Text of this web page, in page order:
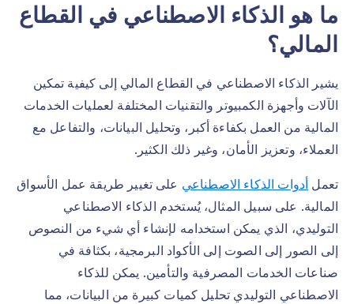
ما هو الذكاء الاصطناعي في القطاع
المالي؟
يشير الذكاء الاصطناعي في القطاع المالي إلى كيفية تمكين
الآلات وأجهزة الكمبيوتر والتقنيات المختلفة لعمليات الخدمات
المالية من العمل بكفاءة أكبر، وتحليل البيانات، والتفاعل مع
العملاء، وتعزيز الأمان، وغير ذلك الكثير.
تعمل أدوات الذكاء الاصطناعي على تغيير طريقة عمل الأسواق
المالية. على سبيل المثال، يُستخدم الذكاء الاصطناعي
التوليدي، الذي يمكن استخدامه لإنشاء أي شيء من النصوص
إلى الصور إلى الصوت إلى الأكواد البرمجية، بكثافة في
صناعات الخدمات المصرفية والتأمين. يمكن للذكاء
الاصطناعي التوليدي تحليل كميات كبيرة من البيانات، مما